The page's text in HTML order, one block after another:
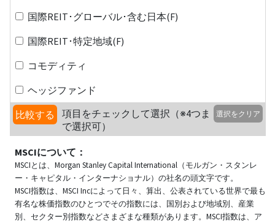
国際REIT･グローバル･含む日本(F)
国際REIT･特定地域(F)
コモディティ
ヘッジファンド
比較する
項目をチェックして選択（※4つま
で選択可）
選択をクリア
MSCIについて：
MSCIとは、Morgan Stanley Capital International（モルガン・スタンレ
ー・キャピタル・インターナショナル）の社名の頭文字です。
MSCI指数は、MSCI Incによって日々、算出、公表されている世界で最も
有名な株価指数のひとつでその指数には、国別および地域別、産業
別、セクター別指数などさまざまな種類があります。MSCI指数は、ア